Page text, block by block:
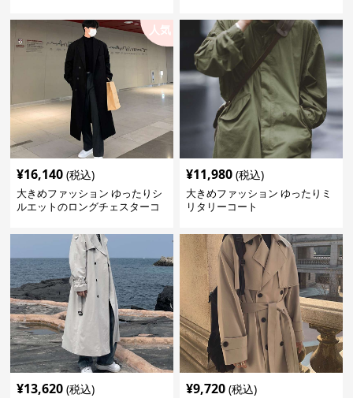
ゆったりシルエットトレンチコ
ート
人気
¥16,140 (税込)
大きめファッション ゆったりシ
ルエットのロングチェスターコ
¥11,980 (税込)
大きめファッション ゆったりミ
リタリーコート
¥13,620 (税込) ¥9,720 (税込)